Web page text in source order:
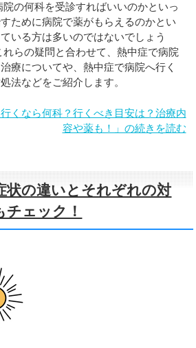
の何科を受診すればいいのかといっ
ために病院で薬がもらえるのかとい
いる方は多いのではないでしょう
らの疑問と合わせて、熱中症で病院
療についてや、熱中症で病院へ行く
法などをご紹介します。
行くなら何科？行くべき目安は？治療内
容や薬も！」の続きを読む
状の違いとそれぞれの対
チェック！